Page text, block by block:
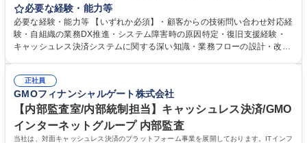
ングリーダーとして、技術的な二次問い合わせ対応、およびサポート体制
の高度化・業務フローの構築をお任せします。 ・顧客からの技術問い合わ
せ（二次対応）に対する解決支援 ・システム障害発生時の原因特定、トラ
ブルシューティング、復旧支援 ・テクニカルサポート業務フローの改善提
・顧客フィードバックを元にしたプロダクト機能改善提案 募集職種 【テ
クニカルサポート（カスタマーサクセス部）】キャッシュレス決済サービ
ス
必要な経験・能力等
必要な経験・能力等 【いずれか必須】・顧客からの技術問い合わせ対応経
験・自組織の業務DX推進・システム障害時の原因特定・復旧支援経験・
キャッシュレス決済システムに関する深い知識・業務フローの設計・改
（主に二次対応）を主導していただきます。機能改善提案、業務フローの
構築・改善、新サービスの運用体制構築や立ち上げ支援にも深く関わって
いただきます。変化の激しいキャッシュレス決済市場において、業務改善
や新サービス立ち上げを推進していく組織です。 学歴・資格 学歴：大学
院 大学 語学力： 資格：
正社員
GMOフィナンシャルゲート株式会社
【内部監査室/内部統制担当】キャッシュレス決済/GMO
インターネットグループ 内部監査
当社は、対面キャッシュレス決済のプラットフォーム事業を展開しております。ITインフ